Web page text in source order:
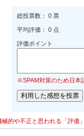
総投票数： 0 票
平均評価： 0 点
評価ポイント
※SPAM対策のため日本
的や不正と思われる「評価